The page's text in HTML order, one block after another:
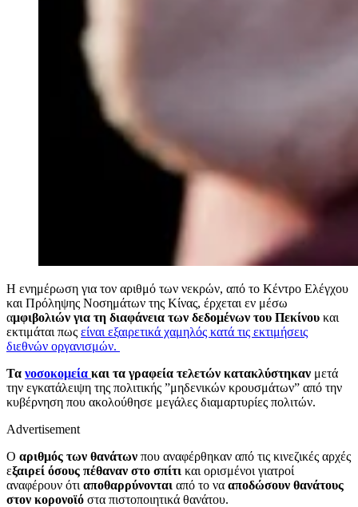
Η ενημέρωση για τον αριθμό των νεκρών, από το Κέντρο Ελέγχου
και Πρόληψης Νοσημάτων της Κίνας, έρχεται εν μέσω
αμφιβολιών για τη διαφάνεια των δεδομένων του Πεκίνου και
εκτιμάται πως είναι εξαιρετικά χαμηλός κατά τις εκτιμήσεις
διεθνών οργανισμών.
Τα νοσοκομεία και τα γραφεία τελετών κατακλύστηκαν μετά
την εγκατάλειψη της πολιτικής ”μηδενικών κρουσμάτων” από την
κυβέρνηση που ακολούθησε μεγάλες διαμαρτυρίες πολιτών.
Advertisement
Ο αριθμός των θανάτων που αναφέρθηκαν από τις κινεζικές αρχές
εξαιρεί όσους πέθαναν στο σπίτι και ορισμένοι γιατροί
αναφέρουν ότι αποθαρρύνονται από το να αποδώσουν θανάτους
στον κορονοϊό στα πιστοποιητικά θανάτου.